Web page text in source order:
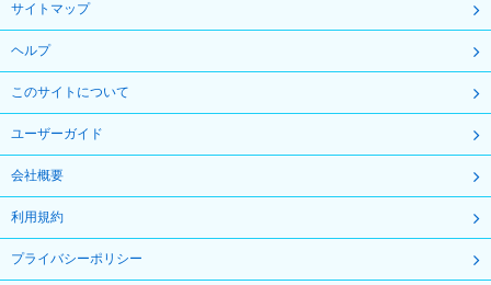
サイトマップ
ヘルプ
このサイトについて
ユーザーガイド
会社概要
利用規約
プライバシーポリシー